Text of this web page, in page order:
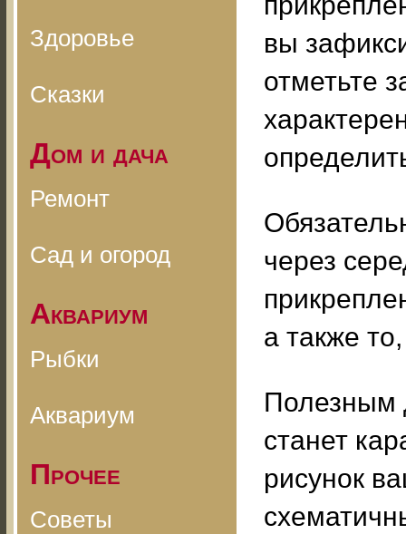
Здоровье
Сказки
Дом и дача
Ремонт
Сад и огород
Аквариум
Рыбки
Аквариум
Прочее
Советы
вы
отметьте
через
а также
Полезным
станет
рисунок